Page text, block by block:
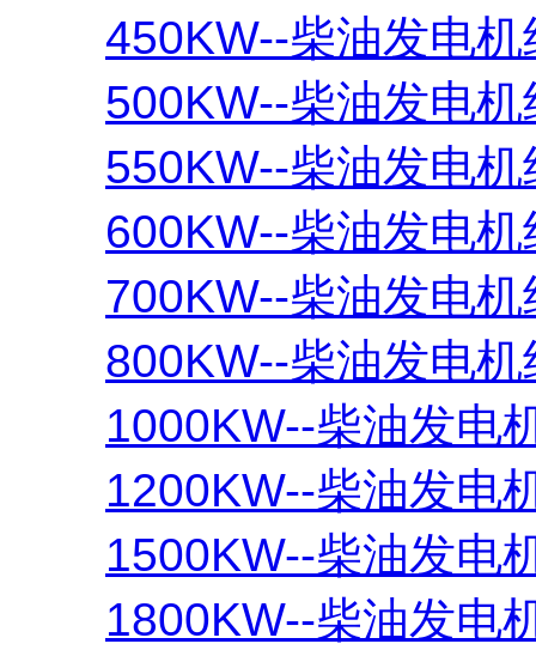
450KW--柴油发电机
500KW--柴油发电机
550KW--柴油发电机
600KW--柴油发电机
700KW--柴油发电机
800KW--柴油发电机
1000KW--柴油发电
1200KW--柴油发电
1500KW--柴油发电
1800KW--柴油发电